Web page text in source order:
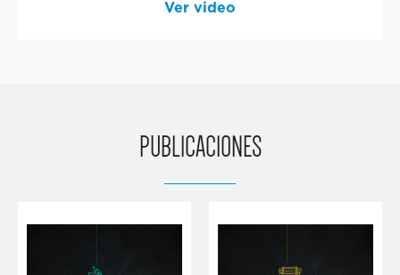
Ver video
PUBLICACIONES